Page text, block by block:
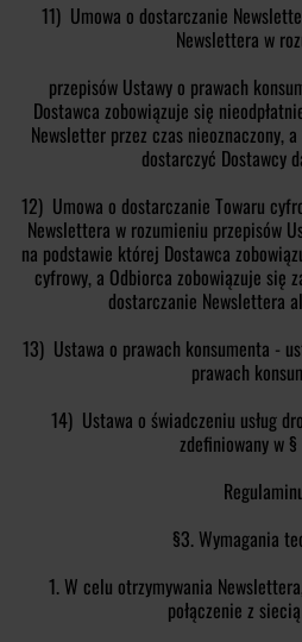
11) Umowa o dostarczanie
Newslettera w
przepisów Ustawy o prawach
Dostawca zobowiązuje się
Newsletter przez czas nieoznaczony,
dostarczyć Dostawcy
12) Umowa o dostarczanie Towaru
Newslettera w rozumieniu przepisów
na podstawie której Dostawca
cyfrowy, a Odbiorca zobowiązuje się
dostarczanie Newslettera
13) Ustawa o prawach konsumenta -
prawach
14) Ustawa o świadczeniu usług
zdefiniowany w
§3. Wymagania
1. W celu otrzymywania
połączenie z